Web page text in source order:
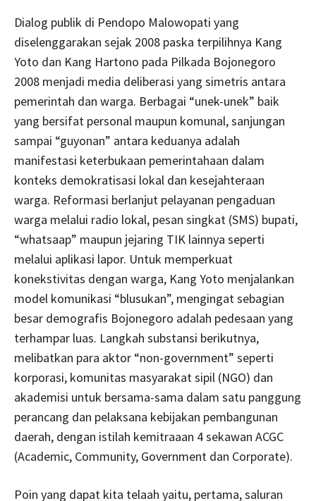
Dialog publik di Pendopo Malowopati yang
diselenggarakan sejak 2008 paska terpilihnya Kang
Yoto dan Kang Hartono pada Pilkada Bojonegoro
2008 menjadi media deliberasi yang simetris antara
pemerintah dan warga. Berbagai “unek-unek” baik
yang bersifat personal maupun komunal, sanjungan
sampai “guyonan” antara keduanya adalah
manifestasi keterbukaan pemerintahaan dalam
konteks demokratisasi lokal dan kesejahteraan
warga. Reformasi berlanjut pelayanan pengaduan
warga melalui radio lokal, pesan singkat (SMS) bupati,
“whatsaap” maupun jejaring TIK lainnya seperti
melalui aplikasi lapor. Untuk memperkuat
konekstivitas dengan warga, Kang Yoto menjalankan
model komunikasi “blusukan”, mengingat sebagian
besar demografis Bojonegoro adalah pedesaan yang
terhampar luas. Langkah substansi berikutnya,
melibatkan para aktor “non-government” seperti
korporasi, komunitas masyarakat sipil (NGO) dan
akademisi untuk bersama-sama dalam satu panggung
perancang dan pelaksana kebijakan pembangunan
daerah, dengan istilah kemitraaan 4 sekawan ACGC
(Academic, Community, Government dan Corporate).
Poin yang dapat kita telaah yaitu, pertama, saluran